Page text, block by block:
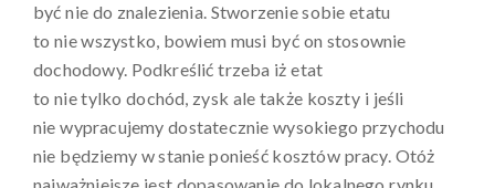
być nie do znalezienia. Stworzenie sobie etatu
to nie wszystko, bowiem musi być on stosownie
dochodowy. Podkreślić trzeba iż etat
to nie tylko dochód, zysk ale także koszty i jeśli
nie wypracujemy dostatecznie wysokiego przychodu
nie będziemy w stanie ponieść kosztów pracy. Otóż